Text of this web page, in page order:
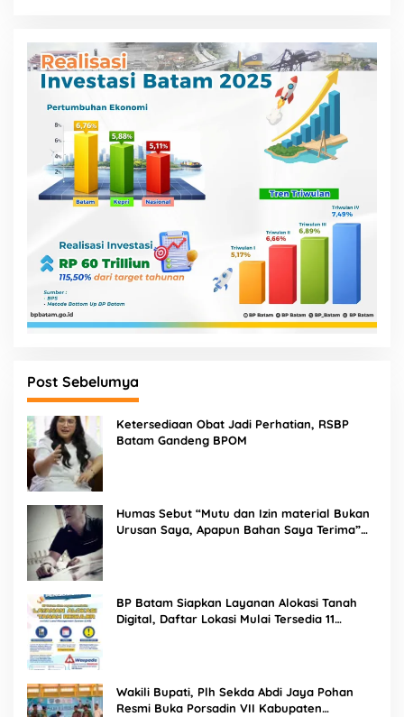
Post Sebelumya
Ketersediaan Obat Jadi Perhatian, RSBP
Batam Gandeng BPOM
Humas Sebut “Mutu dan Izin material Bukan
Urusan Saya, Apapun Bahan Saya Terima”
BP Batam Siapkan Layanan Alokasi Tanah
Digital, Daftar Lokasi Mulai Tersedia 11
Wakili Bupati, Plh Sekda Abdi Jaya Pohan
Resmi Buka Porsadin VII Kabupaten